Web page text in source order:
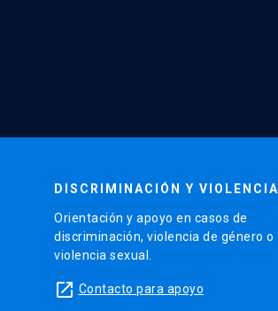
DISCRIMINACIÓN Y VIOLENCIA
Orientación y apoyo en casos de
discriminación, violencia de género o
violencia sexual.
launch Contacto para apoyo